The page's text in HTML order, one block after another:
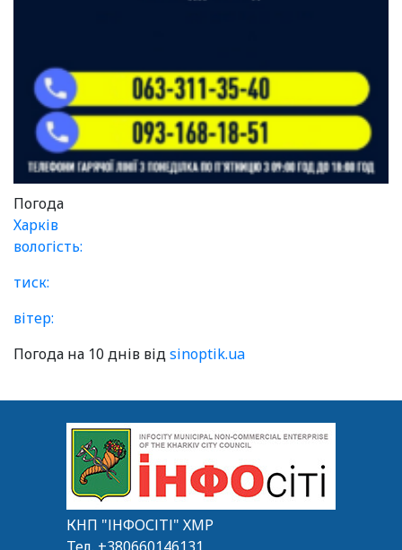
Погода
Харків
вологість:
тиск:
вітер:
Погода на 10 днів відsinoptik.ua
КНП "ІНФОСІТІ" ХМР